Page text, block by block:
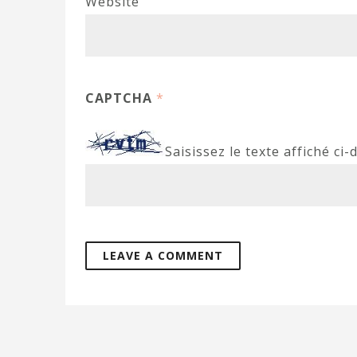
CAPTCHA *
Saisissez le texte affiché ci-